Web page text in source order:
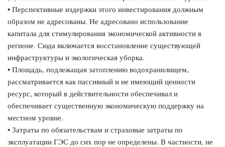
• Перспективные издержки этого инвестирования должным
образом не адресованы. Не адресовано использование
капитала для стимулирования экономической активности в
регионе. Сюда включается восстановление существующей
инфраструктуры и экологическая уборка.
• Площадь, подлежащая затоплению водохранилищем,
рассматривается как пассивный и не имеющий ценности
ресурс, который в действительности обеспечивал и
обеспечивает существенную экономическую поддержку на
местном уровне.
• Затраты по обязательствам и страховые затраты по
эксплуатации ГЭС до сих пор не определены. В частности, не